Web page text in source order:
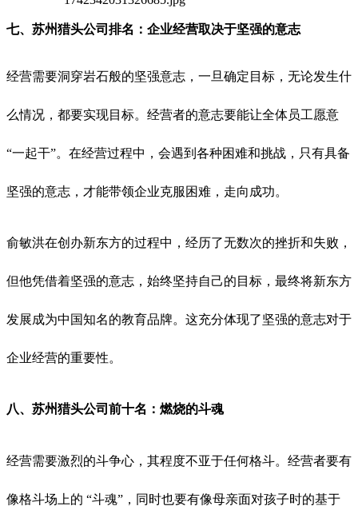
七、苏州猎头公司排名：企业经营取决于坚强的意志
经营需要洞穿岩石般的坚强意志，一旦确定目标，无论发生什
么情况，都要实现目标。经营者的意志要能让全体员工愿意
“一起干”。在经营过程中，会遇到各种困难和挑战，只有具备
坚强的意志，才能带领企业克服困难，走向成功。
俞敏洪在创办新东方的过程中，经历了无数次的挫折和失败，
但他凭借着坚强的意志，始终坚持自己的目标，最终将新东方
发展成为中国知名的教育品牌。这充分体现了坚强的意志对于
企业经营的重要性。
八、 苏州猎头公司前十名： 燃烧的斗魂
经营需要激烈的斗争心，其程度不亚于任何格斗。经营者要有
像格斗场上的 “斗魂”，同时也要有像母亲面对孩子时的基于